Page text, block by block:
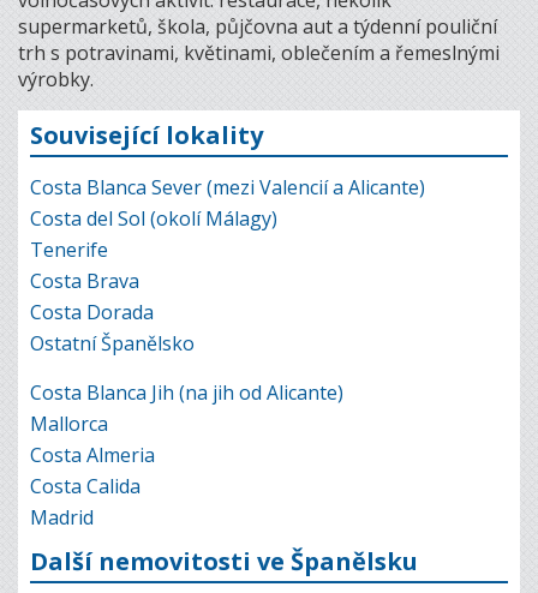
supermarketů, škola, půjčovna aut a týdenní pouliční
trh s potravinami, květinami, oblečením a řemeslnými
výrobky.
Související lokality
Costa Blanca Sever (mezi Valencií a Alicante)
Costa del Sol (okolí Málagy)
Tenerife
Costa Brava
Costa Dorada
Ostatní Španělsko
Costa Blanca Jih (na jih od Alicante)
Mallorca
Costa Almeria
Costa Calida
Madrid
Další nemovitosti ve Španělsku